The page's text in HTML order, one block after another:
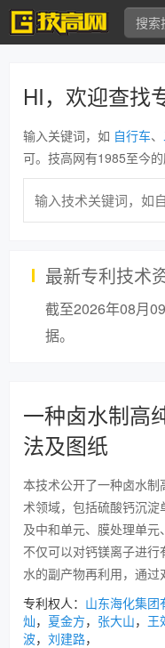
HI，欢迎查找
输入关键词，如 自行车、
可。技高网有1985至今
最新专利技术
截至2026年08月
据。
一种卤水制高
法及图纸
本技术公开了一种卤水
术领域，包括硫酸钙沉
及中和单元、膜处理单
不仅可以对钙镁离子进
水的副产物再利用，通过
专利权人： 山东海化集团
灿， 夏金方， 张大山， 王
波， 刘建路，